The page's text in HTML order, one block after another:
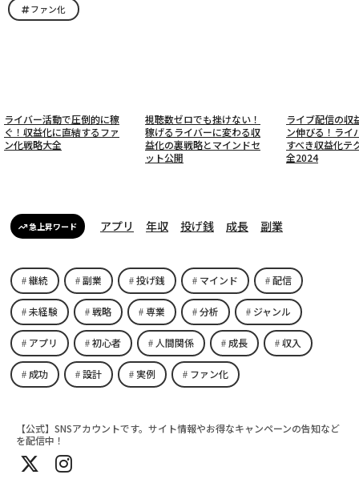
ファン化
ライバー活動で圧倒的に稼
ぐ！収益化に直結するファ
ン化戦略大全
視聴数ゼロでも挫けない！
稼げるライバーに変わる収
益化の裏戦略とマインドセ
ット公開
ライブ配信の収
ン伸びる！ライ
すべき収益化テ
全2024
急上昇ワード アプリ 年収 投げ銭 成長 副業
継続 副業 投げ銭 マインド 配信
未経験 戦略 専業 分析 ジャンル
アプリ 初心者 人間関係 成長 収入
成功 設計 実例 ファン化
【公式】SNSアカウントです。サイト情報やお得なキャンペーンの告知など
を配信中！